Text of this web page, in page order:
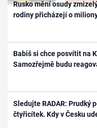
Rusko mění osudy
rodiny přicházejí o
Babiš si chce posvítit na
Samozřejmě budu
Sledujte RADAR: Prudký
čtyřicítek. Kdy v Česku